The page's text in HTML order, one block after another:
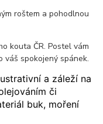
roštem a pohodlnou
kouta ČR. Postel vám
váš spokojený spánek.
a záleží na
či
buk, moření